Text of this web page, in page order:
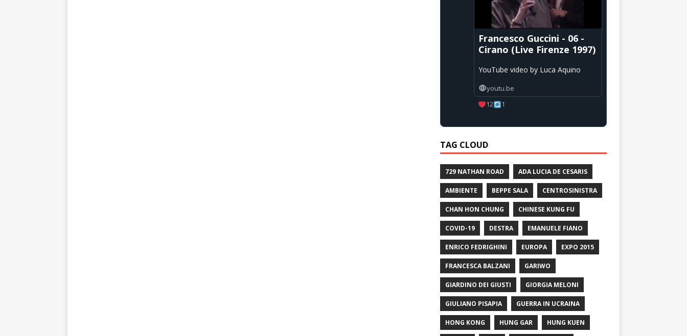
Francesco Guccini - 06 -
Cirano (Live Firenze 1997)
YouTube video by Luca Aquino
youtu.be
12
1
TAG CLOUD
729 NATHAN ROAD ADA LUCIA DE CESARIS
AMBIENTE BEPPE SALA CENTROSINISTRA
CHAN HON CHUNG CHINESE KUNG FU
COVID-19 DESTRA EMANUELE FIANO
ENRICO FEDRIGHINI EUROPA EXPO 2015
FRANCESCA BALZANI GARIWO
GIARDINO DEI GIUSTI GIORGIA MELONI
GIULIANO PISAPIA GUERRA IN UCRAINA
HONG KONG HUNG GAR HUNG KUEN